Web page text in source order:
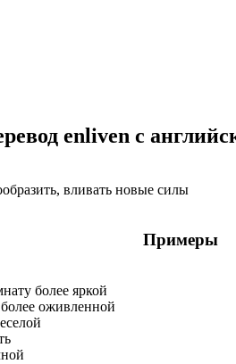
enliven с
вливать новые силы
Примеры
более яркой
оживленной